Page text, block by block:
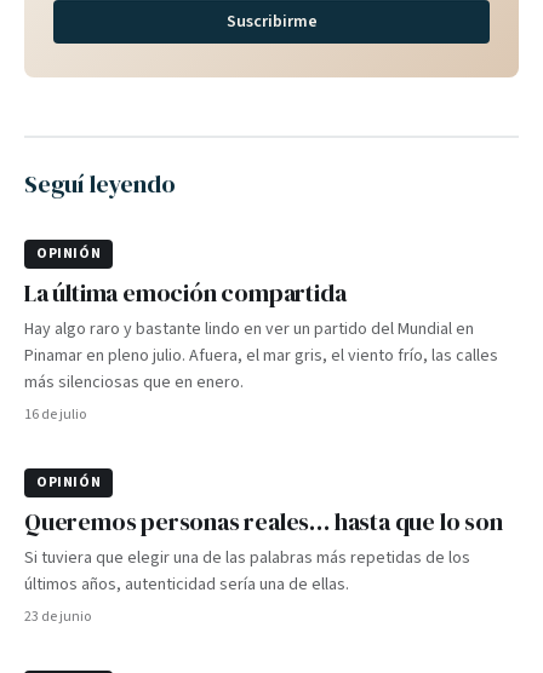
Suscribirme
Seguí leyendo
OPINIÓN
La última emoción compartida
Hay algo raro y bastante lindo en ver un partido del Mundial en
Pinamar en pleno julio. Afuera, el mar gris, el viento frío, las calles
más silenciosas que en enero.
16 de julio
OPINIÓN
Queremos personas reales… hasta que lo son
Si tuviera que elegir una de las palabras más repetidas de los
últimos años, autenticidad sería una de ellas.
23 de junio